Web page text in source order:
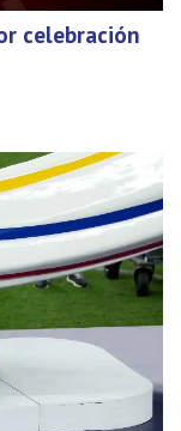
celebración